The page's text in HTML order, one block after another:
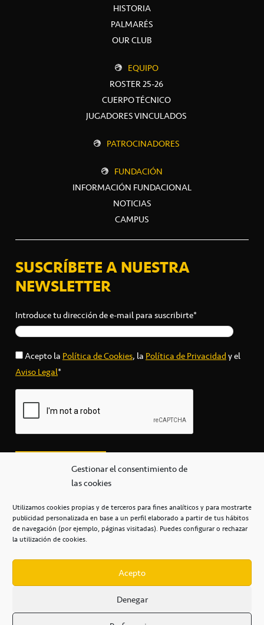
Gestionar el consentimiento de
las cookies
Utilizamos cookies propias y de terceros para fines analíticos y para mostrarte
publicidad personalizada en base a un perfil elaborado a partir de tus hábitos
de navegación (por ejemplo, páginas visitadas). Puedes configurar o rechazar
la utilización de cookies.
Acepto
Denegar
HISTORIA
PALMARÉS
OUR CLUB
EQUIPO
ROSTER 25-26
CUERPO TÉCNICO
JUGADORES VINCULADOS
PATROCINADORES
FUNDACIÓN
INFORMACIÓN FUNDACIONAL
NOTICIAS
CAMPUS
SUSCRÍBETE A NUESTRA
NEWSLETTER
Introduce tu dirección de e-mail para suscribirte*
Acepto laPolítica de Cookies, laPolítica de Privacidady el
Aviso Legal*
secretaria@cbcanarias.es
+34 922 253 684
Casa del Deporte / 38108 – La Laguna
POLÍTICA DE PRIVACIDAD / POLÍTICA DE COOKIES /